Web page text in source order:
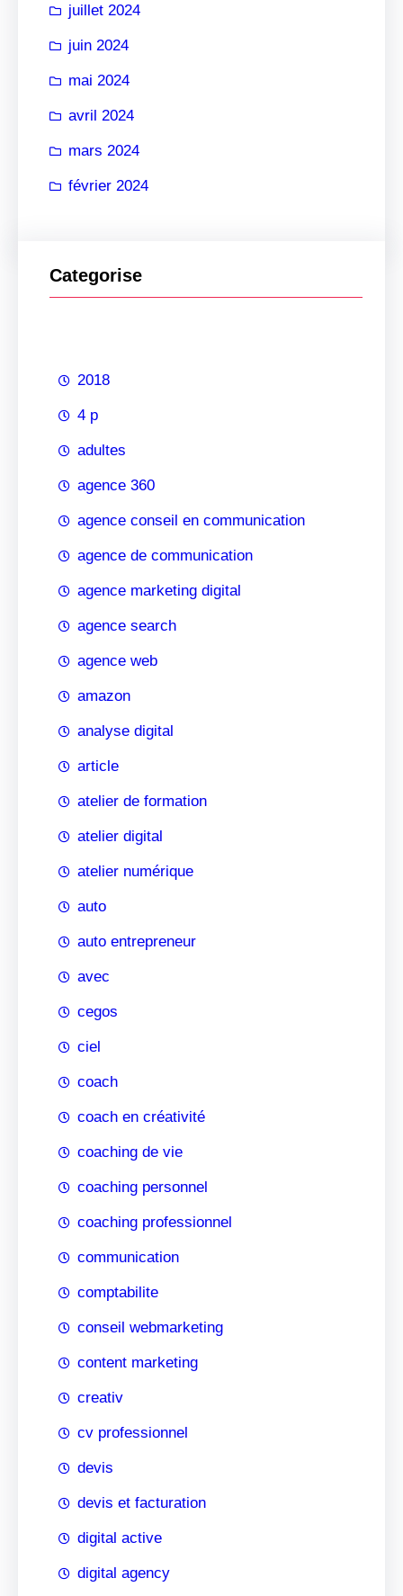
juillet 2024
juin 2024
mai 2024
avril 2024
mars 2024
février 2024
Categorise
2018
4 p
adultes
agence 360
agence conseil en communication
agence de communication
agence marketing digital
agence search
agence web
amazon
analyse digital
article
atelier de formation
atelier digital
atelier numérique
auto
auto entrepreneur
avec
cegos
ciel
coach
coach en créativité
coaching de vie
coaching personnel
coaching professionnel
communication
comptabilite
conseil webmarketing
content marketing
creativ
cv professionnel
devis
devis et facturation
digital active
digital agency